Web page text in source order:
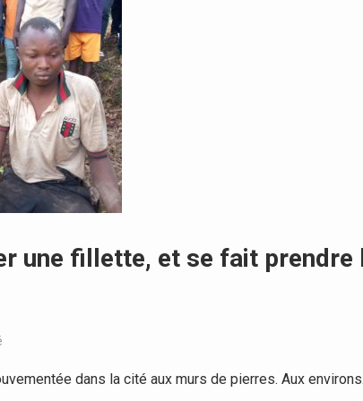
une fillette, et se fait prendre
dans la cité aux murs de pierres. Aux